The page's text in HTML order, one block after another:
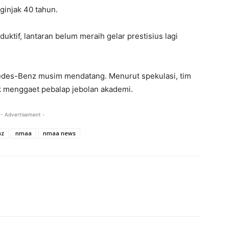
40 tahun.
lantaran belum meraih gelar prestisius lagi
Benz musim mendatang. Menurut spekulasi, tim
pebalap jebolan akademi.
- Advertisement -
nmaa nmaa news